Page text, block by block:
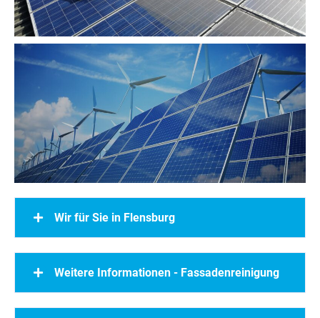
Wir für Sie in Flensburg
Weitere Informationen - Fassadenreinigung